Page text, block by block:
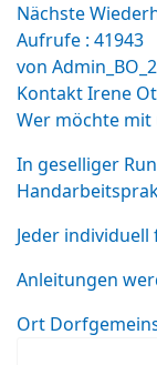
Nächste
Aufrufe : 41943
von
KontaktIrene
Wer möchte
In geselliger
Jeder individuell
Anleitungen
Ort